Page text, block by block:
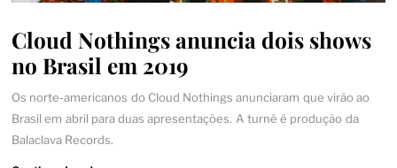
Cloud Nothings anuncia dois shows
no Brasil em 2019
Os norte-americanos do Cloud Nothings anunciaram que virão ao
Brasil em abril para duas apresentações. A turnê é produção da
Balaclava Records.